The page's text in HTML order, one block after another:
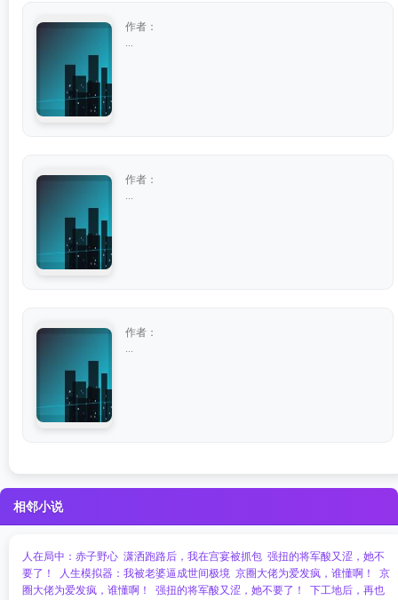
作者：
作者：
作者：
相邻小说
人在局中：赤子野心 潇洒跑路后，我在宫宴被抓包 强扭的将军酸又涩，她不
要了！
人生模拟器：我被老婆逼成世间极境 京圈大佬为爱发疯，谁懂啊！
京
圈大佬为爱发疯，谁懂啊！
强扭的将军酸又涩，她不要了！
下工地后，再也